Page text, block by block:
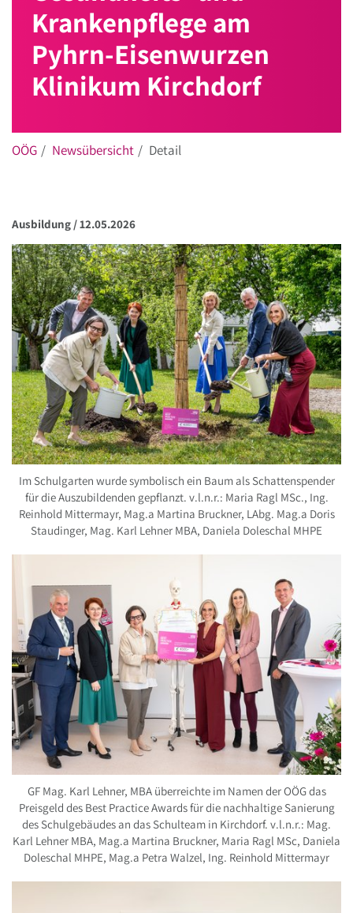
Krankenpflege am
Pyhrn-Eisenwurzen
Klinikum Kirchdorf
OÖG Newsübersicht Detail
Ausbildung /12.05.2026
Im Schulgarten wurde symbolisch ein Baum als Schattenspender
für die Auszubildenden gepflanzt. v.l.n.r.: Maria Ragl MSc., Ing.
Reinhold Mittermayr, Mag.a Martina Bruckner, LAbg. Mag.a Doris
Staudinger, Mag. Karl Lehner MBA, Daniela Doleschal MHPE
GF Mag. Karl Lehner, MBA überreichte im Namen der OÖG das
Preisgeld des Best Practice Awards für die nachhaltige Sanierung
des Schulgebäudes an das Schulteam in Kirchdorf. v.l.n.r.: Mag.
Karl Lehner MBA, Mag.a Martina Bruckner, Maria Ragl MSc, Daniela
Doleschal MHPE, Mag.a Petra Walzel, Ing. Reinhold Mittermayr